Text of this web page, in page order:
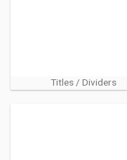
Titles / Dividers